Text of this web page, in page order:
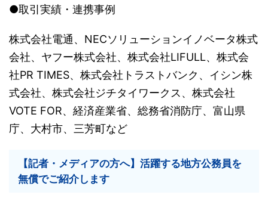
●取引実績・連携事例
株式会社電通、NECソリューションイノベータ株式
会社、ヤフー株式会社、株式会社LIFULL、株式会
社PR TIMES、株式会社トラストバンク、イシン株
式会社、株式会社ジチタイワークス、株式会社
VOTE FOR、経済産業省、総務省消防庁、富山県
庁、大村市、三芳町など
【記者・メディアの方へ】活躍する地方公務員を
無償でご紹介します